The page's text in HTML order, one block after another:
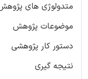
متدولوژی های
موضوعات پژوهش
دستور کار پژوهشی
نتیجه گیری